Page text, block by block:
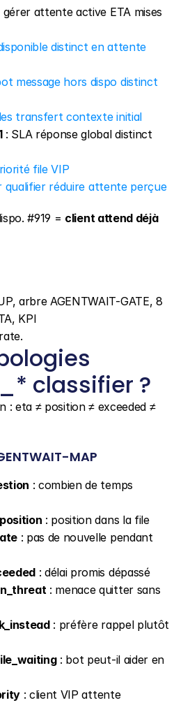
gérer attente active ETA mises
distinct en attente
message hors dispo distinct
transfert contexte initial
: SLA réponse global distinct
file VIP
qualifier réduire attente perçue
#919 = client attend déjà
arbre AGENTWAIT-GATE, 8
KPI
classifier ?
: eta ≠ position ≠ exceeded ≠
MAP
: combien de temps
: position dans la file
: pas de nouvelle pendant
: délai promis dépassé
: menace quitter sans
: préfère rappel plutôt
: bot peut-il aider en
: client VIP attente